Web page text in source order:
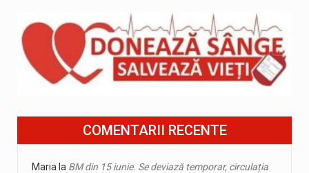
COMENTARII RECENTE
Maria la BM din 15 iunie. Se deviază temporar, circulația